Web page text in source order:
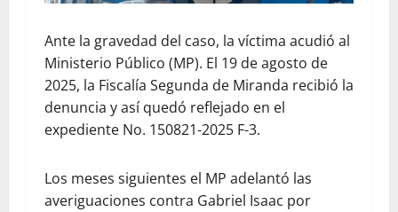
Ante la gravedad del caso, la víctima acudió al
Ministerio Público (MP). El 19 de agosto de
2025, la Fiscalía Segunda de Miranda recibió la
denuncia y así quedó reflejado en el
expediente No. 150821-2025 F-3.
Los meses siguientes el MP adelantó las
averiguaciones contra Gabriel Isaac por